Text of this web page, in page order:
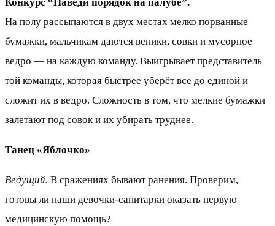
Конкурс “Наведи порядок на палубе”.
На полу рассыпаются в двух местах мелко порванные
бумажки, мальчикам даются веники, совки и мусорное
ведро — на каждую команду. Выигрывает представитель
той команды, которая быстрее уберёт все до единой и
сложит их в ведро. Сложность в том, что мелкие бумажки
залетают под совок и их убирать труднее.
Танец «Яблочко»
Ведущий. В сражениях бывают ранения. Проверим,
готовы ли наши девочки-санитарки оказать первую
медицинскую помощь?